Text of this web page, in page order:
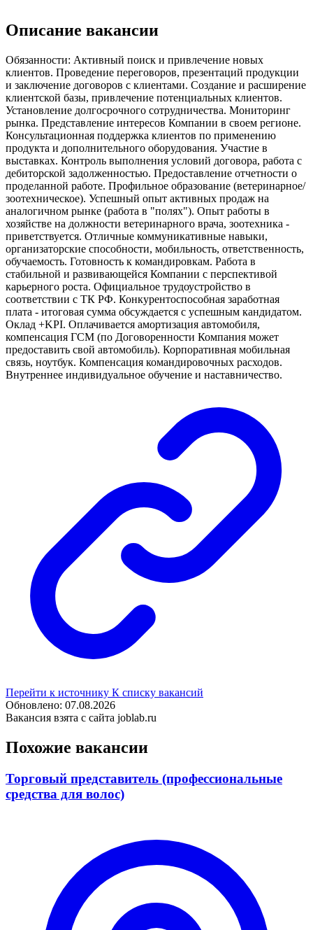
Описание вакансии
Обязанности: Активный поиск и привлечение новых
клиентов. Проведение переговоров, презентаций продукции
и заключение договоров с клиентами. Создание и расширение
клиентской базы, привлечение потенциальных клиентов.
Установление долгосрочного сотрудничества. Мониторинг
рынка. Представление интересов Компании в своем регионе.
Консультационная поддержка клиентов по применению
продукта и дополнительного оборудования. Участие в
выставках. Контроль выполнения условий договора, работа с
дебиторской задолженностью. Предоставление отчетности о
проделанной работе. Профильное образование (ветеринарное/
зоотехническое). Успешный опыт активных продаж на
аналогичном рынке (работа в "полях"). Опыт работы в
хозяйстве на должности ветеринарного врача, зоотехника -
приветствуется. Отличные коммуникативные навыки,
организаторские способности, мобильность, ответственность,
обучаемость. Готовность к командировкам. Работа в
стабильной и развивающейся Компании с перспективой
карьерного роста. Официальное трудоустройство в
соответствии с ТК РФ. Конкурентоспособная заработная
плата - итоговая сумма обсуждается с успешным кандидатом.
Оклад +KPI. Оплачивается амортизация автомобиля,
компенсация ГСМ (по Договоренности Компания может
предоставить свой автомобиль). Корпоративная мобильная
связь, ноутбук. Компенсация командировочных расходов.
Внутреннее индивидуальное обучение и наставничество.
Перейти к источнику К списку вакансий
Обновлено: 07.08.2026
Вакансия взята с сайта joblab.ru
Похожие вакансии
Торговый представитель (профессиональные
средства для волос)